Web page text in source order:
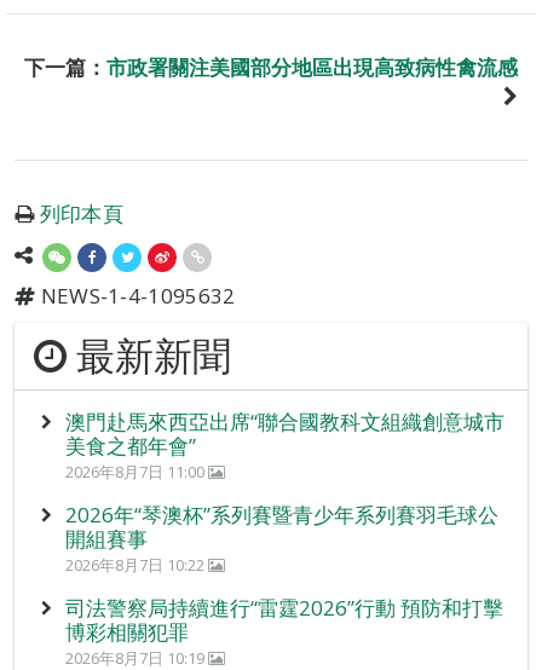
下一篇： 市政署關注美國部分地區出現高致病性禽流感
列印本頁
NEWS-1-4-1095632
最新新聞
澳門赴馬來西亞出席“聯合國教科文組織創意城市
美食之都年會”
2026年8月7日 11:00
2026年“琴澳杯”系列賽暨青少年系列賽羽毛球公
開組賽事
2026年8月7日 10:22
司法警察局持續進行“雷霆2026”行動 預防和打擊
博彩相關犯罪
2026年8月7日 10:19